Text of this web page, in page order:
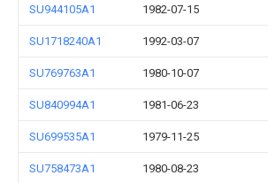
SU944105A1 1982-07-15
SU1718240A1 1992-03-07
SU769763A1 1980-10-07
SU840994A1 1981-06-23
SU699535A1 1979-11-25
SU758473A1 1980-08-23